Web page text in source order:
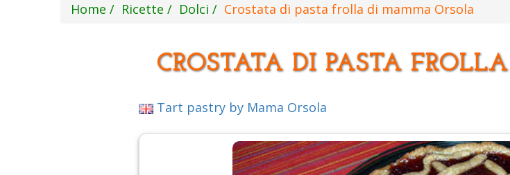
Home Ricette Dolci Crostata di pasta frolla di mamma Orsola
CROSTATA DI PASTA
Tart pastry by Mama Orsola